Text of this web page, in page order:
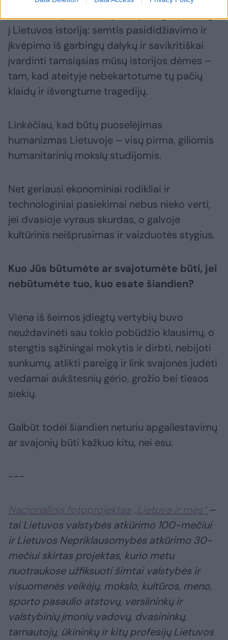
į Lietuvos istoriją: semtis pasididžiavimo ir
įkvėpimo iš garbingų dalykų ir savikritiškai
įvardinti tamsiąsias mūsų istorijos dėmes –
tam, kad ateityje nebekartotume tų pačių
klaidų ir išvengtume tragedijų.
Linkėčiau, kad būtų puoselėjimas
humanizmas Lietuvoje – visų pirma, giliomis
humanitarinių mokslų studijomis.
Net geriausi ekonominiai rodikliai ir
technologiniai pasiekimai nebus nieko verti,
jei dvasioje vyraus skurdas, o galvoje
kultūrinis neišprusimas ir vaizduotės stygius.
Kuo Jūs būtumėte ar svajotumėte būti, jei
nebūtumėte tuo, kuo esate šiandien?
Viena iš šeimos įdiegtų vertybių buvo
neuždavinėti sau tokio pobūdžio klausimų, o
stengtis sąžiningai mokytis ir dirbti, nebijoti
sunkumų, atlikti pareigą ir link svajonės judėti
vedamai aukštesnių gėrio, grožio bei tiesos
siekių.
Galbūt todėl šiandien neturiu apgailestavimų
ar svajonių būti kažkuo kitu, nei esu.
---
Nacionalinis fotoprojektas „Lietuva ir mes“–
tai Lietuvos valstybės atkūrimo 100-mečiui
ir Lietuvos Nepriklausomybės atkūrimo 30-
mečiui skirtas projektas, kurio metu
nuotraukose užfiksuoti šimtai valstybės ir
visuomenės veikėjų, mokslo, kultūros, meno,
sporto pasaulio atstovų, verslininkų ir
valstybinių įmonių vadovų, dvasininkų,
tarnautojų, ūkininkų ir kitų profesijų Lietuvos